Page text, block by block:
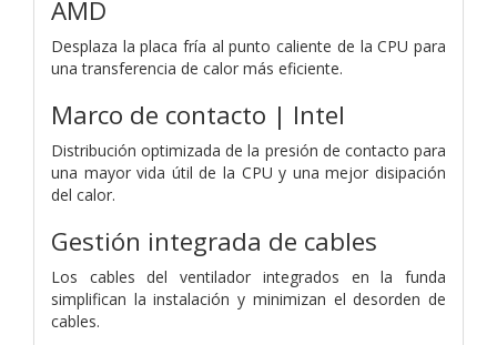
AMD
Desplaza la placa fría al punto caliente de la CPU para
una transferencia de calor más eficiente.
Marco de contacto | Intel
Distribución optimizada de la presión de contacto para
una mayor vida útil de la CPU y una mejor disipación
del calor.
Gestión integrada de cables
Los cables del ventilador integrados en la funda
simplifican la instalación y minimizan el desorden de
cables.